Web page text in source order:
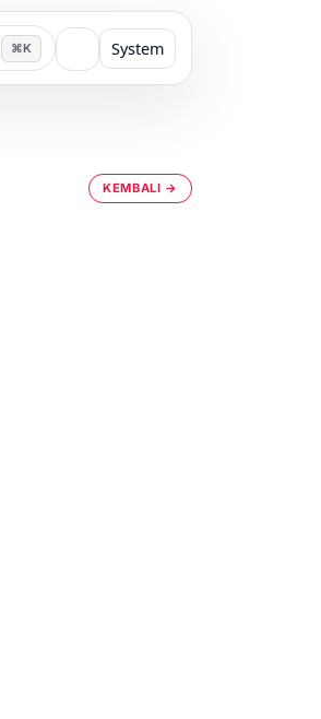
⌘K System
KEMBALI →